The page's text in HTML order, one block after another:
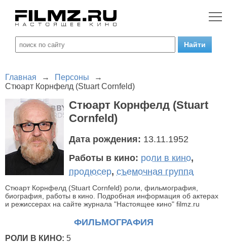
Главная → Персоны
→
Стюарт Корнфелд (Stuart Cornfeld)
Стюарт Корнфелд (Stuart
Cornfeld)
Дата рождения: 13.11.1952
Работы в кино: роли в кино,
продюсер, съемочная группа
Стюарт Корнфелд (Stuart Cornfeld) роли, фильмография,
биография, работы в кино. Подробная информация об актерах
и режиссерах на сайте журнала "Настоящее кино" filmz.ru
ФИЛЬМОГРАФИЯ
РОЛИ В КИНО: 5